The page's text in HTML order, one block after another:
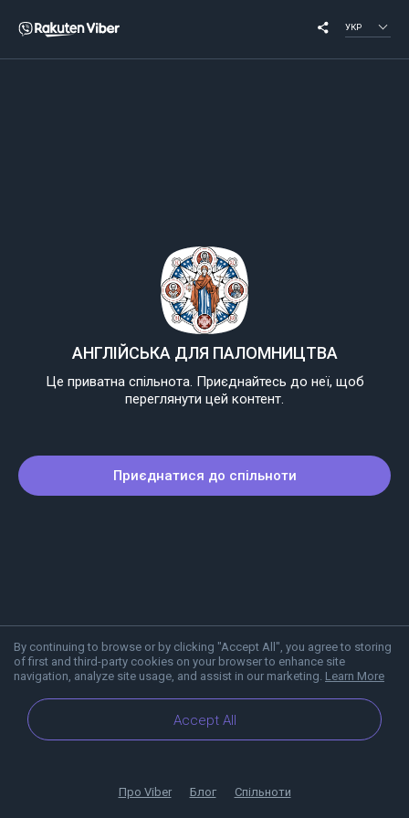
УКР
By continuing to browse or by clicking "Accept All", you agree to storing
of first and third-party cookies on your browser to enhance site
navigation, analyze site usage, and assist in our marketing. Learn More
Accept All
АНГЛІЙСЬКА ДЛЯ ПАЛОМНИЦТВА
Це приватна спільнота. Приєднайтесь до неї, щоб
переглянути цей контент.
Приєднатися до спільноти
Про Viber Блог Спільноти